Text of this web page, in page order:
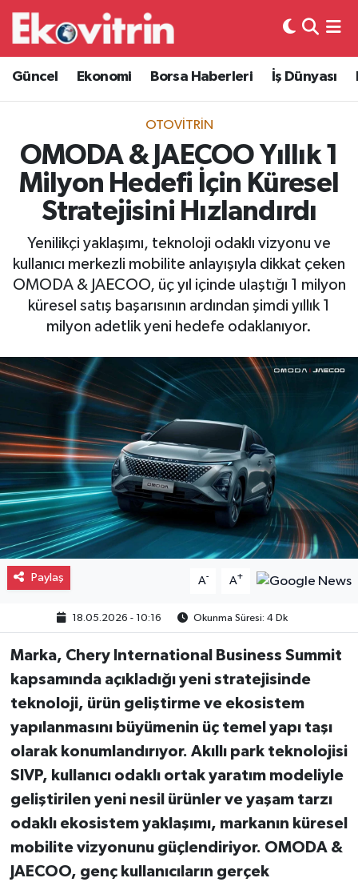
Güncel Ekonomi Borsa Haberleri İş Dünyası
OTOVITRIN
OMODA & JAECOO Yıllık 1
Milyon Hedefi İçin Küresel
Stratejisini Hızlandırdı
Yenilikçi yaklaşımı, teknoloji odaklı vizyonu ve
kullanıcı merkezli mobilite anlayışıyla dikkat çeken
OMODA & JAECOO, üç yıl içinde ulaştığı 1 milyon
küresel satış başarısının ardından şimdi yıllık 1
milyon adetlik yeni hedefe odaklanıyor.
Paylaş A- A+
18.05.2026 - 10:16 Okunma Süresi: 4 Dk
Marka, Chery International Business Summit
kapsamında açıkladığı yeni stratejisinde
teknoloji, ürün geliştirme ve ekosistem
yapılanmasını büyümenin üç temel yapı taşı
olarak konumlandırıyor. Akıllı park teknolojisi
SIVP, kullanıcı odaklı ortak yaratım modeliyle
geliştirilen yeni nesil ürünler ve yaşam tarzı
odaklı ekosistem yaklaşımı, markanın küresel
mobilite vizyonunu güçlendiriyor. OMODA &
JAECOO, genç kullanıcıların gerçek
Güncel
Ekonomi
Borsa Haberleri
İş Dünyası
Lojistik
Otovitrin
Asayiş
Gayrimenkul
Spor
Eğitim
Hava Durumu
Trafik Durumu
Süper Lig Puan Durumu ve Fikstür
Tüm Manşetler
Son Dakika Haberleri
Haber Arşivi